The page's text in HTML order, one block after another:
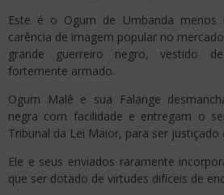
Este é o Ogum de Umbanda menos
carência de imagem popular no
grande guerreiro negro, vestido
fortemente armado.
Ogum Malê e sua Falange
negra com facilidade e entregam o
Tribunal da Lei Maior, para ser justiçado
Ele e seus enviados raramente
que ser dotado de virtudes difíceis de